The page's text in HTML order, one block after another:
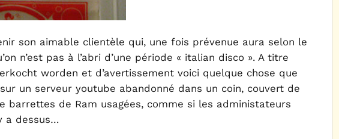
son aimable clientèle qui, une fois prévenue aura selon le
n’est pas à l’abri d’une période « italian disco ». A titre
worden et d’avertissement voici quelque chose que
un serveur youtube abandonné dans un coin, couvert de
barrettes de Ram usagées, comme si les administateurs
a dessus…